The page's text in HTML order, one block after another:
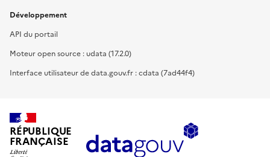
Développement
API du portail
Moteur open source : udata (17.2.0)
Interface utilisateur de data.gouv.fr : cdata (7ad44f4)
RÉPUBLIQUE
FRANÇAISE